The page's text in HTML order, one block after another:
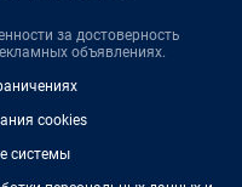
за достоверность
объявлениях.
cookies
системы